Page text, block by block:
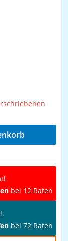
bei 12 Raten
bei 72 Raten